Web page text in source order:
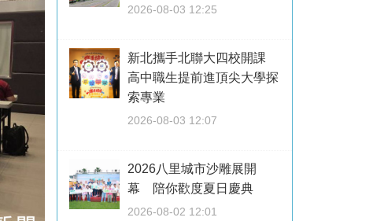
2026-08-03 12:25
新北攜手北聯大四校開課
高中職生提前進頂尖大學探
索專業
2026-08-03 12:07
2026八里城市沙雕展開
幕 陪你歡度夏日慶典
2026-08-02 12:01